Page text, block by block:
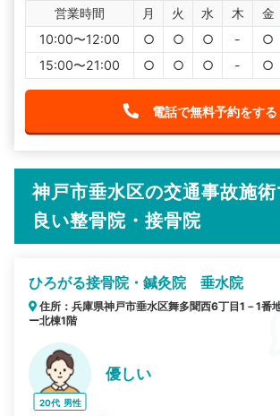
営業時間 月 火 水 木 金
10:00〜12:00
○ ○ ○ - ○
15:00〜21:00
○ ○ ○ - ○
電話で無料予約をする
神戸市垂水区の交通事故施
良い整骨院・接骨院
ひろがる接骨院・鍼灸院 垂水院
住所：兵庫県神戸市垂水区舞多聞西6丁目1－1番
ー北棟1階
20代 男性
優しい